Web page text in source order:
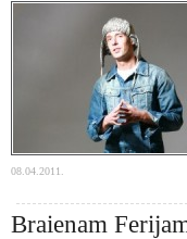
08.04.2011.
Braienam